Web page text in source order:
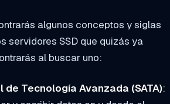
algunos conceptos y siglas
servidores SSD que quizás ya
al buscar uno:
de Tecnología Avanzada (SATA):